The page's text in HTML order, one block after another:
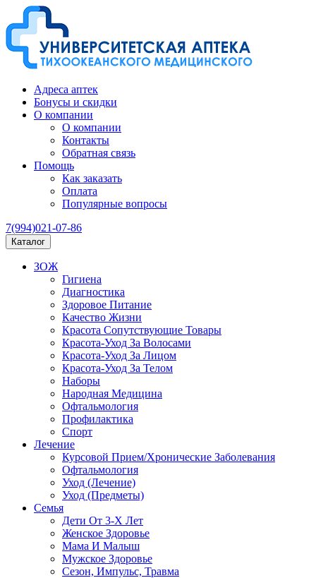
Адреса аптек
Бонусы и скидки
О компании
О компании
Контакты
Обратная связь
Помощь
Как заказать
Оплата
Популярные вопросы
7(994)021-07-86
Каталог
ЗОЖ
Гигиена
Диагностика
Здоровое Питание
Качество Жизни
Красота Сопутствующие Товары
Красота-Уход За Волосами
Красота-Уход За Лицом
Красота-Уход За Телом
Наборы
Народная Медицина
Офтальмология
Профилактика
Спорт
Лечение
Курсовой Прием/Хронические Заболевания
Офтальмология
Уход (Лечение)
Уход (Предметы)
Семья
Дети От 3-Х Лет
Женское Здоровье
Мама И Малыш
Мужское Здоровье
Сезон, Импульс, Травма